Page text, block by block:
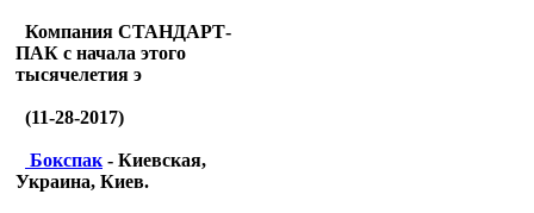
Компания СТАНДАРТ-
ПАК с начала этого
тысячелетия э
(11-28-2017)
Бокспак - Киевская,
Украина, Киев.